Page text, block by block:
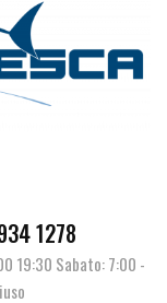
1278
19:30 Sabato: 7:00 -